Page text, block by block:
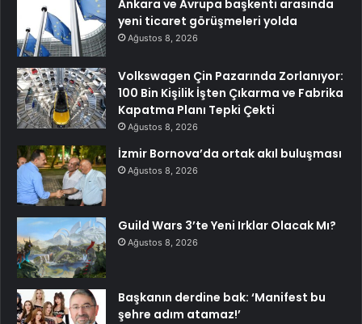
Ankara ve Avrupa başkenti arasında
yeni ticaret görüşmeleri yolda
Ağustos 8, 2026
Volkswagen Çin Pazarında Zorlanıyor:
100 Bin Kişilik İşten Çıkarma ve Fabrika
Kapatma Planı Tepki Çekti
Ağustos 8, 2026
İzmir Bornova’da ortak akıl buluşması
Ağustos 8, 2026
Guild Wars 3’te Yeni Irklar Olacak Mı?
Ağustos 8, 2026
Başkanın derdine bak: ‘Manifest bu
şehre adım atamaz!’